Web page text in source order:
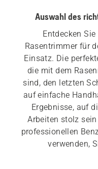
Auswahl des
Entdecken
Rasentrimmer für
Einsatz. Die
die mit dem
sind, den letzten
auf einfache
Ergebnisse, auf
Arbeiten stolz
professionellen
verwenden,